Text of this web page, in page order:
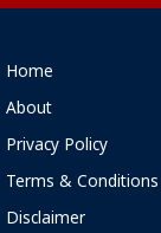
Home
About
Privacy Policy
Terms & Conditions
Disclaimer